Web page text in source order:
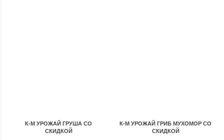
К-М УРОЖАЙ ГРУША СО
СКИДКОЙ
К-М УРОЖАЙ ГРИБ МУХОМОР СО
СКИДКОЙ